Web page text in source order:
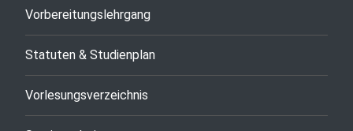
Vorbereitungslehrgang
Statuten & Studienplan
Vorlesungsverzeichnis